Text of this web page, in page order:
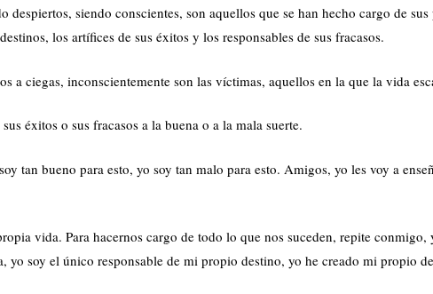
despiertos, siendo conscientes, son aquellos que se han hecho cargo de
los artífices de sus éxitos y los responsables de sus fracasos.
a ciegas, inconscientemente son las víctimas, aquellos en la que la vida
éxitos o sus fracasos a la buena o a la mala suerte.
tan bueno para esto, yo soy tan malo para esto. Amigos, yo les voy a
vida. Para hacernos cargo de todo lo que nos suceden, repite
yo soy el único responsable de mi propio destino, yo he creado mi propio